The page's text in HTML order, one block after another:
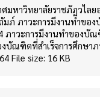
มหาวิทยาลัยราชภัฏวไลย
มภ์ ภาวะการมีงานทำขอ
ภาวะการมีงานทำของบั
บัณฑิตที่สำเร็จการศึกษา
File size: 16 KB